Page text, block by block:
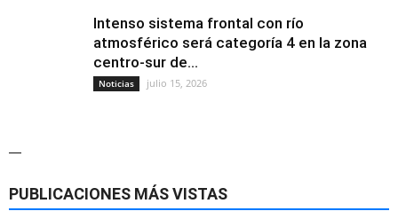
Intenso sistema frontal con río
atmosférico será categoría 4 en la zona
centro-sur de...
Noticias julio 15, 2026
—
PUBLICACIONES MÁS VISTAS